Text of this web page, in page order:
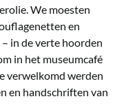
We moesten
en
in de verte hoorden
in het museumcafé
verwelkomd werden
en handschriften van